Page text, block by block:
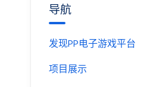
导航
发现PP电子游戏平台
项目展示